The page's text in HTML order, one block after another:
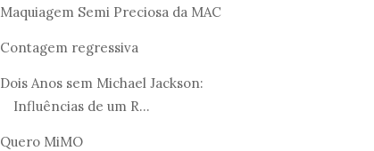
Maquiagem Semi Preciosa da MAC
Contagem regressiva
Dois Anos sem Michael Jackson:
Influências de um R...
Quero MiMO